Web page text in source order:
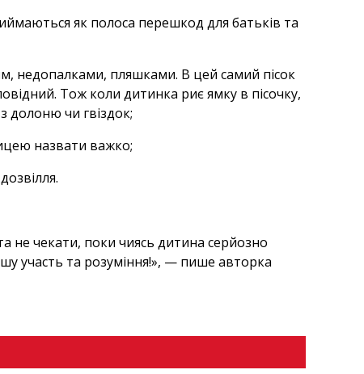
як полоса перешкод для батьків та
недопалками, пляшками. В цей самий пісок
Тож коли дитинка риє ямку в пісочку,
долоню чи гвіздок;
назвати важко;
не чекати, поки чиясь дитина серйозно
участь та розуміння!», — пише авторка